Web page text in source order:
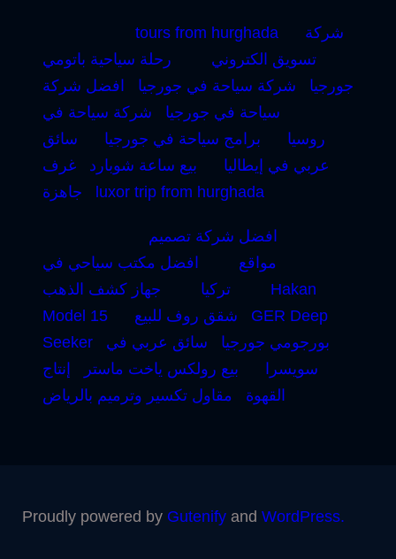
tours from hurghada
شركة
تسويق الكتروني
رحلة سياحية باتومي
جورجيا
شركة سياحة في جورجيا
افضل شركة
سياحة في جورجيا
شركة سياحة في
روسيا
برامج سياحة في جورجيا
سائق
عربي في إيطاليا
بيع ساعة شوبارد
غرف
جاهزة
luxor trip from hurghada
افضل شركة تصميم
مواقع
افضل مكتب سياحي في
تركيا
جهاز كشف الذهب
Hakan
Model 15
شقق روف للبيع
GER Deep
Seeker
بورجومي جورجيا
سائق عربي في
سويسرا
بيع رولكس ياخت ماستر
إنتاج
القهوة
مقاول تكسير وترميم بالرياض
Proudly powered by Gutenify and WordPress.